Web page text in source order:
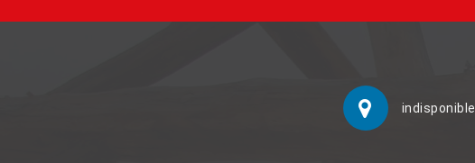
indisponible